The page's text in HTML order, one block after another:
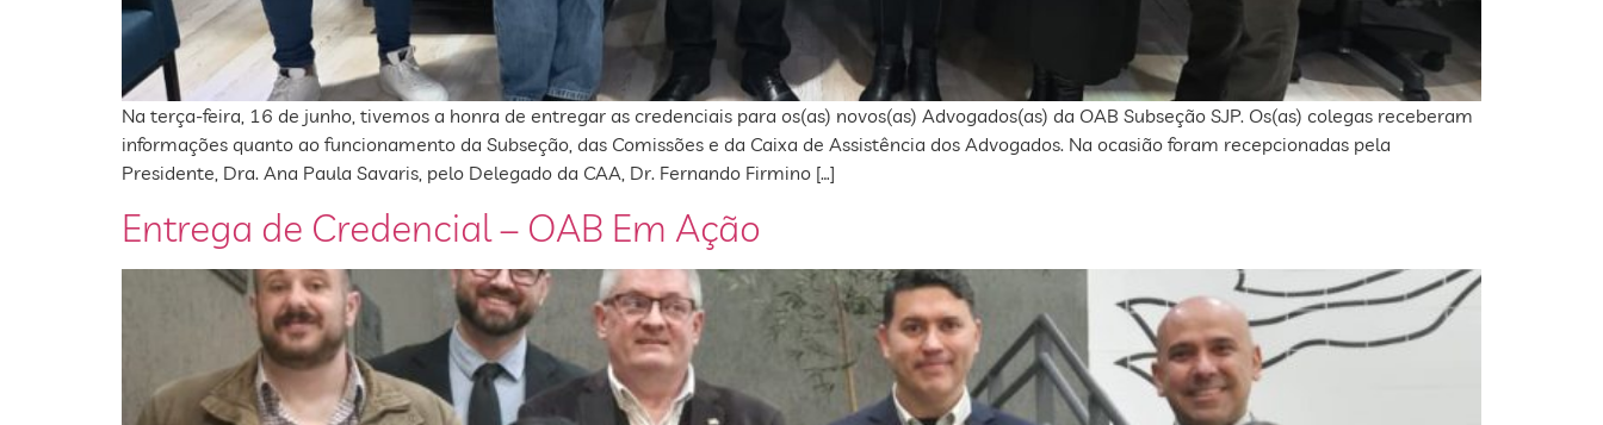
Na terça-feira, 16 de junho, tivemos a honra de entregar as credenciais para os(as) novos(as) Advogados(as) da OAB Subseção SJP. Os(as) colegas receberam
informações quanto ao funcionamento da Subseção, das Comissões e da Caixa de Assistência dos Advogados. Na ocasião foram recepcionadas pela
Presidente, Dra. Ana Paula Savaris, pelo Delegado da CAA, Dr. Fernando Firmino […]
Entrega de Credencial – OAB Em Ação